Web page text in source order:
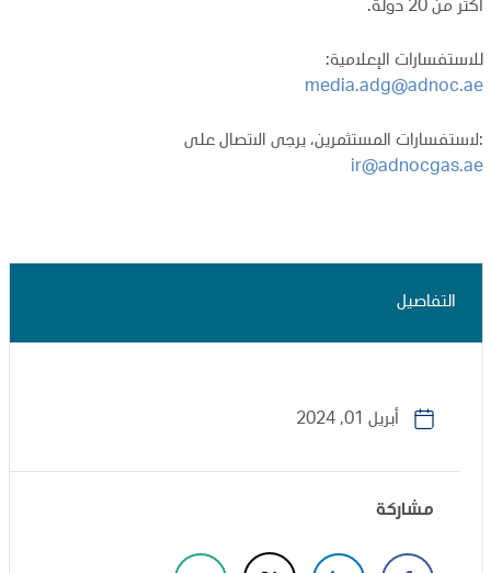
أكثر من 20 دولة.
للاستفسارات الإعلامية:
media.adg@adnoc.ae
لاستفسارات المستثمرين، يرجى الاتصال على:
ir@adnocgas.ae
التفاصيل
أبريل 01, 2024
مشاركة